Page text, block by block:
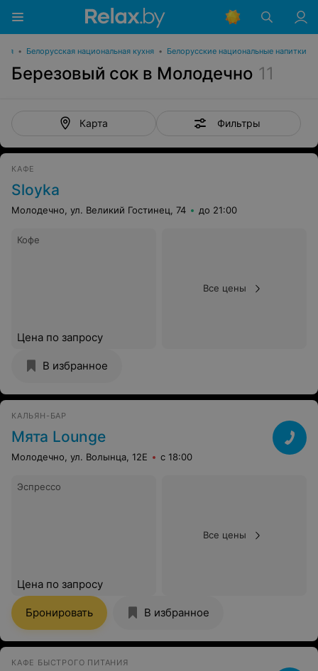
• Белорусская национальная кухня • Белорусские национальные напитки
Березовый сок в Молодечно 11
Карта Фильтры
КАФЕ
Sloyka
Молодечно, ул. Великий Гостинец, 74 до 21:00
Кофе
Цена по запросу
Все цены
В избранное
КАЛЬЯН-БАР
Мята Lounge
Молодечно, ул. Волынца, 12Е с 18:00
Эспрессо
Цена по запросу
Все цены
Бронировать В избранное
КАФЕ БЫСТРОГО ПИТАНИЯ